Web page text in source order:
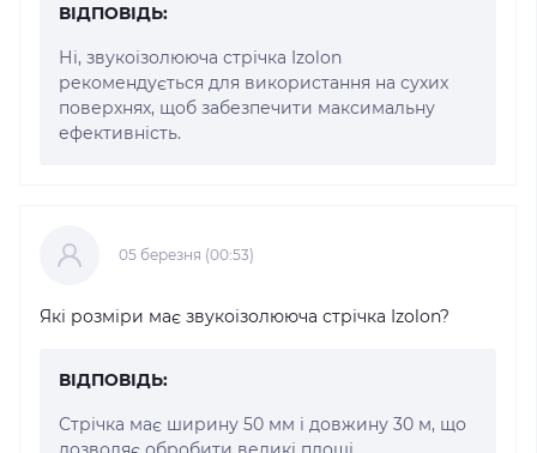
ВІДПОВІДЬ:
Ні, звукоізолююча стрічка Izolon
рекомендується для використання на сухих
поверхнях, щоб забезпечити максимальну
ефективність.
05 березня (00:53)
Які розміри має звукоізолююча стрічка Izolon?
ВІДПОВІДЬ:
Стрічка має ширину 50 мм і довжину 30 м, що